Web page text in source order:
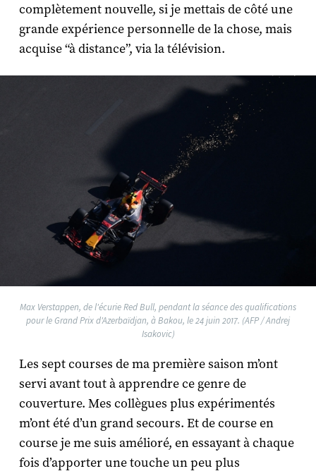
complètement nouvelle, si je mettais de côté une
grande expérience personnelle de la chose, mais
acquise “à distance”, via la télévision.
Max Verstappen, de l'écurie Red Bull, pendant la séance des qualifications
pour le Grand Prix d'Azerbaïdjan, à Bakou, le 24 juin 2017. (AFP / Andrej
Isakovic)
Les sept courses de ma première saison m’ont
servi avant tout à apprendre ce genre de
couverture. Mes collègues plus expérimentés
m’ont été d’un grand secours. Et de course en
course je me suis amélioré, en essayant à chaque
fois d’apporter une touche un peu plus